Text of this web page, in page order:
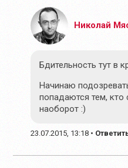
Николай
Бдительность тут в
Начинаю
попадаются тем, кто
наоборот :)
23.07.2015, 13:18 •